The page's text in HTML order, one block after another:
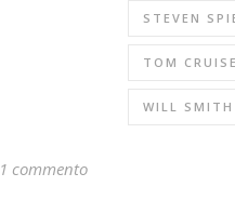
1 commento
STEVEN
TOM CRUISE
WILL SMITH